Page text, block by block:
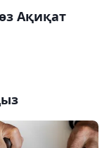
Ақиқат